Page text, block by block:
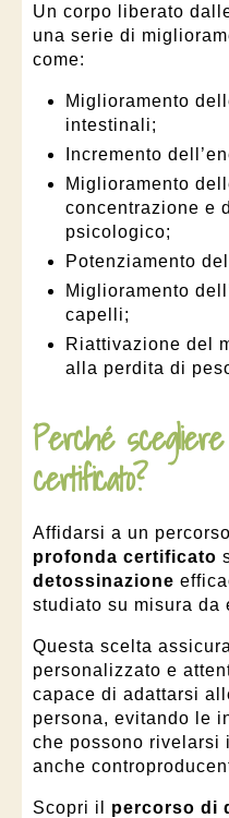
Un corpo liberato
una serie di
come:
Miglioramento
intestinali;
Incremento
Miglioramento
concentrazione e
psicologico;
Potenziamento
Miglioramento
capelli;
Riattivazione del
alla perdita di
Perché
certificato?
Affidarsi a un
profonda certificato
detossinazione
studiato su misura da
Questa scelta
personalizzato e
capace di adattarsi
persona, evitando le
che possono rivelarsi
anche
Scopri il percorso di